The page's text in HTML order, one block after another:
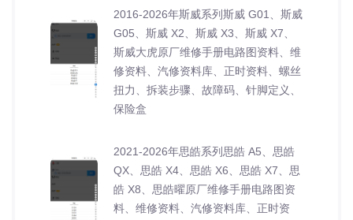
2016-2026年斯威系列斯威 G01、斯威
G05、斯威 X2、斯威 X3、斯威 X7、
斯威大虎原厂维修手册电路图资料、维
修资料、汽修资料库、正时资料、螺丝
扭力、拆装步骤、故障码、针脚定义、
保险盒
2021-2026年思皓系列思皓 A5、思皓
QX、思皓 X4、思皓 X6、思皓 X7、思
皓 X8、思皓曜原厂维修手册电路图资
料、维修资料、汽修资料库、正时资